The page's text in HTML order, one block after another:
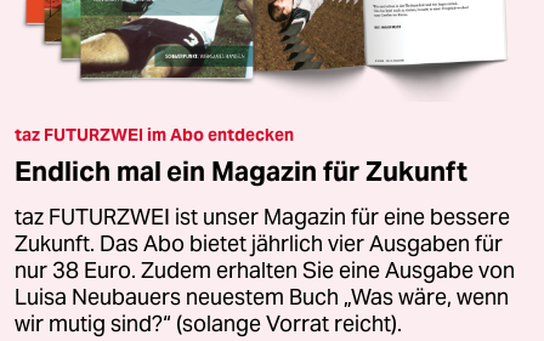
taz FUTURZWEI im Abo entdecken
Endlich mal ein Magazin für Zukunft
taz FUTURZWEI ist unser Magazin für eine bessere
Zukunft. Das Abo bietet jährlich vier Ausgaben für
nur 38 Euro. Zudem erhalten Sie eine Ausgabe von
Luisa Neubauers neuestem Buch „Was wäre, wenn
wir mutig sind?“ (solange Vorrat reicht).